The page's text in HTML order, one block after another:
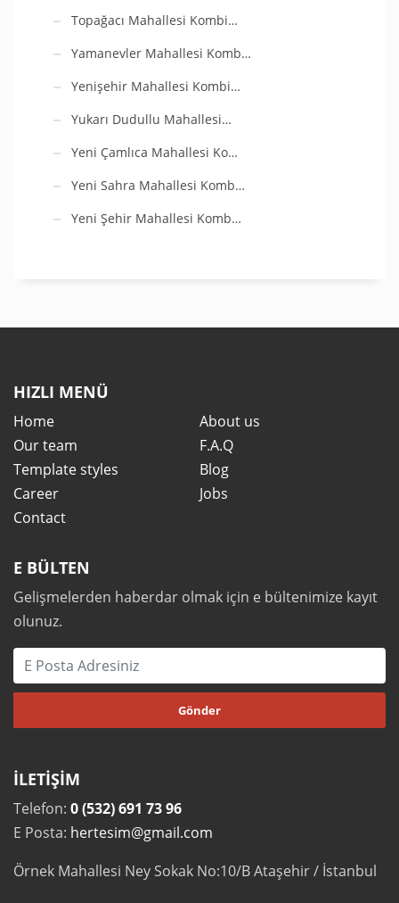
Topağacı Mahallesi Kombi…
Yamanevler Mahallesi Komb…
Yenişehir Mahallesi Kombi…
Yukarı Dudullu Mahallesi…
Yeni Çamlıca Mahallesi Ko…
Yeni Sahra Mahallesi Komb…
Yeni Şehir Mahallesi Komb…
HIZLI MENÜ
Home
About us
Our team
F.A.Q
Template styles
Blog
Career
Jobs
Contact
E BÜLTEN
Gelişmelerden haberdar olmak için e bültenimize kayıt
olunuz.
İLETİŞİM
Telefon: 0 (532) 691 73 96
E Posta: hertesim@gmail.com
Örnek Mahallesi Ney Sokak No:10/B Ataşehir / İstanbul